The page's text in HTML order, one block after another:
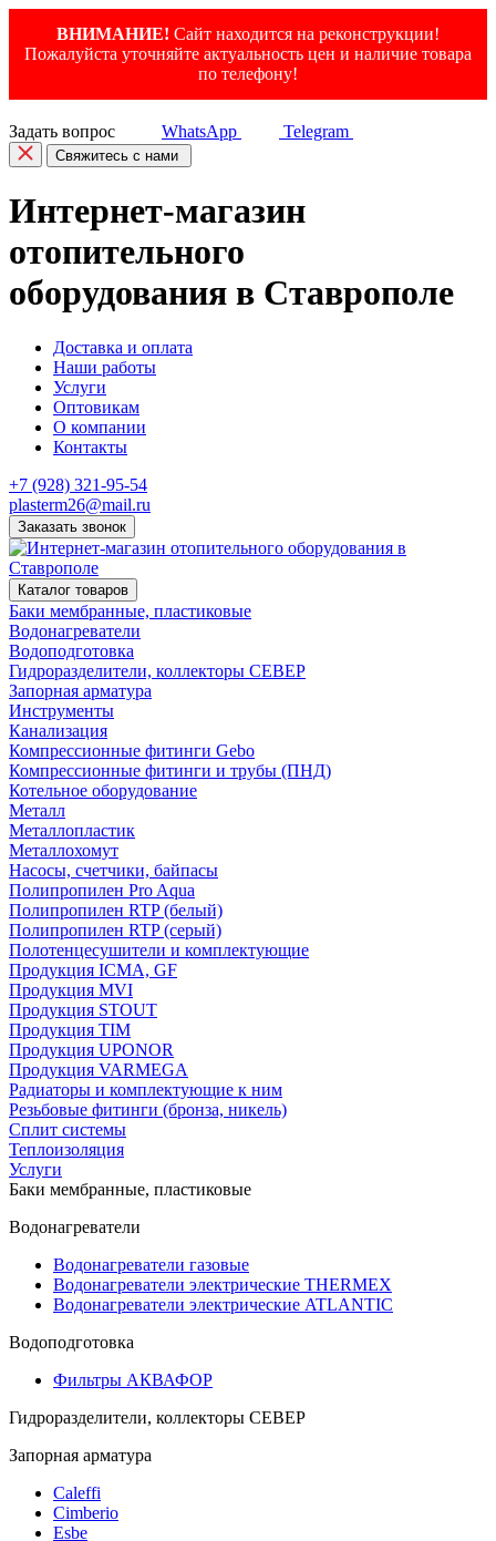
ВНИМАНИЕ! Сайт находится на реконструкции!
Пожалуйста уточняйте актуальность цен и наличие товара
по телефону!
Задать вопрос WhatsApp Telegram
Свяжитесь с нами
Интернет-магазин
отопительного
оборудования в Ставрополе
Доставка и оплата
Наши работы
Услуги
Оптовикам
О компании
Контакты
+7 (928) 321-95-54
plasterm26@mail.ru
Заказать звонок
Каталог товаров
Баки мембранные, пластиковые
Водонагреватели
Водоподготовка
Гидроразделители, коллекторы СЕВЕР
Запорная арматура
Инструменты
Канализация
Компрессионные фитинги Gebo
Компрессионные фитинги и трубы (ПНД)
Котельное оборудование
Металл
Металлопластик
Металлохомут
Насосы, счетчики, байпасы
Полипропилен Pro Aqua
Полипропилен RTP (белый)
Полипропилен RTP (серый)
Полотенцесушители и комплектующие
Продукция ICMA, GF
Продукция MVI
Продукция STOUT
Продукция TIM
Продукция UPONOR
Продукция VARMEGA
Радиаторы и комплектующие к ним
Резьбовые фитинги (бронза, никель)
Сплит системы
Теплоизоляция
Услуги
Баки мембранные, пластиковые
Водонагреватели
Водонагреватели газовые
Водонагреватели электрические THERMEX
Водонагреватели электрические ATLANTIC
Водоподготовка
Фильтры АКВАФОР
Гидроразделители, коллекторы СЕВЕР
Запорная арматура
Caleffi
Cimberio
Esbe